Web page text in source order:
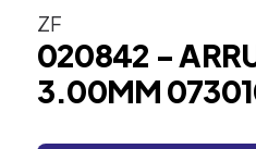
ZF
020842 -
3.00MM